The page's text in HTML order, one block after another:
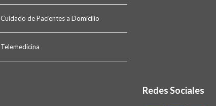
Cuidado de Pacientes a Domicilio
Telemedicina
Redes Sociales